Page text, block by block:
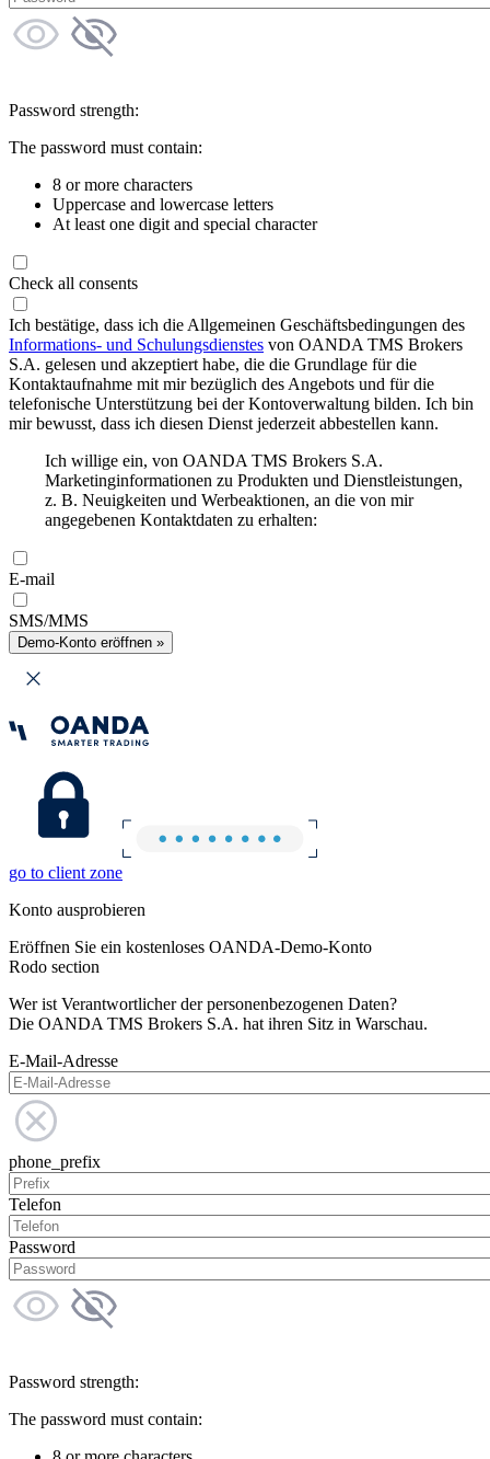
Password strength:
The password must contain:
8 or more characters
Uppercase and lowercase letters
At least one digit and special character
Check all consents
Ich bestätige, dass ich die Allgemeinen Geschäftsbedingungen des
Informations- und Schulungsdienstes von OANDA TMS Brokers
S.A. gelesen und akzeptiert habe, die die Grundlage für die
Kontaktaufnahme mit mir bezüglich des Angebots und für die
telefonische Unterstützung bei der Kontoverwaltung bilden. Ich bin
mir bewusst, dass ich diesen Dienst jederzeit abbestellen kann.
Ich willige ein, von OANDA TMS Brokers S.A.
Marketinginformationen zu Produkten und Dienstleistungen,
z. B. Neuigkeiten und Werbeaktionen, an die von mir
angegebenen Kontaktdaten zu erhalten:
E-mail
SMS/MMS
Demo-Konto eröffnen »
go to client zone
Konto ausprobieren
Eröffnen Sie ein kostenloses OANDA-Demo-Konto
Rodo section
Wer ist Verantwortlicher der personenbezogenen Daten?
Die OANDA TMS Brokers S.A. hat ihren Sitz in Warschau.
E-Mail-Adresse
phone_prefix
Telefon
Password
Password strength:
The password must contain: